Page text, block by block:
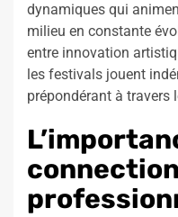
dynamiques qui
milieu en constante
entre innovation
les festivals jouent
prépondérant à travers